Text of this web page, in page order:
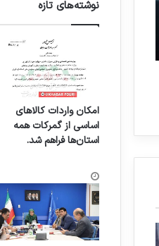
نوشته‌های تازه
امکان واردات کالاهای
اساسی از گمرکات همه
استان‌ها فراهم شد.